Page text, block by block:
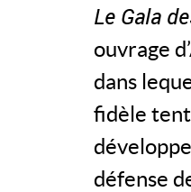
Le Gala
ouvrage
dans
fidèle
défense